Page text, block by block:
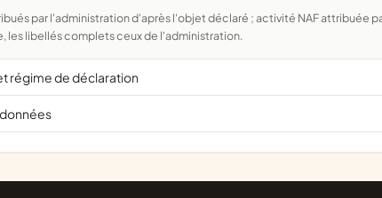
les libellés complets ceux de l'administration.
régime de déclaration